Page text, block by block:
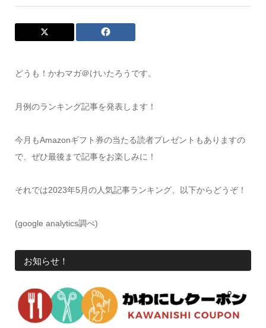
どうも！かわマガ＠けいたろうです。
月例のランキング記事を発表します！
今月もAmazonギフト券の当たる読者プレゼントもありますの
で、ぜひ最後まで記事をお楽しみに！
それでは2023年5月の人気記事ランキング、以下からどうぞ！
(google analytics調べ)
お知らせ！